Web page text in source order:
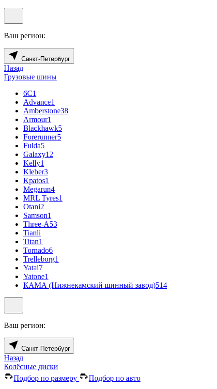
Ваш регион:
Санкт-Петербург
Назад
Грузовые шины
6С1
Advance1
Amberstone38
Armour1
Blackhawk5
Forerunner5
Fulda5
Galaxy12
Kelly1
Kleber3
Kpatos1
Megarun4
MRL Tyres1
Otani2
Samson1
Three-A53
Tianli
Titan1
Tornado6
Trelleborg1
Yatai7
Yatone1
КАМА (Нижнекамский шинный завод)514
Ваш регион:
Санкт-Петербург
Назад
Колёсные диски
Подбор по размеру
Подбор по авто